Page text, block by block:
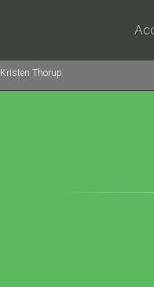
Kristen Thorup